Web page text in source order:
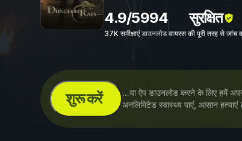
4.9/5
37K समीक्षाएं
994
डाउनलोड
सुरक्षित
वायरस की पूरी तरह से जांच
शुरू करें ...या ऐप डाउनलोड करने के लिए हमें
अनलिमिटेड स्वास्थ्य पाएं, आसान हत्याएं